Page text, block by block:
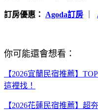
訂房優惠： Agoda訂房
你可能還會想看：
【2026宜蘭民宿推薦】
這裡找！
【2026花蓮民宿推薦】超